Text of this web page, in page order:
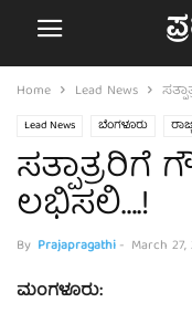
Home Lead News
Lead News ಬೆಂಗಳೂರು
ಸತ್ಪಾತ್ರರಿಗೆ
ಲಭಿಸಲಿ….!
By Prajapragathi- March 27,
ಮಂಗಳೂರು: